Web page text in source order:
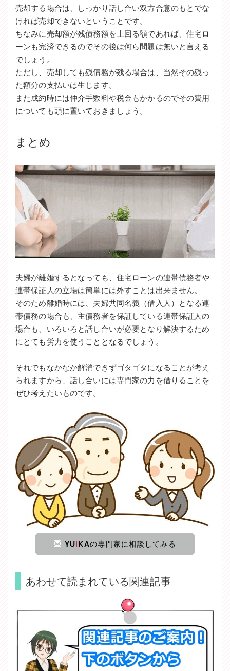
売却する場合は、しっかり話し合い双方合意のもとでな
ければ売却できないということです。
ちなみに売却額が残債務額を上回る額であれば、住宅ロ
ーンも完済できるのでその後は何ら問題は無いと言える
でしょう。
ただし、売却しても残債務が残る場合は、当然その残っ
た額分の支払いは生じます。
また成約時には仲介手数料や税金もかかるのでその費用
についても頭に置いておきましょう。
まとめ
夫婦が離婚するとなっても、住宅ローンの連帯債務者や
連帯保証人の立場は簡単には外すことは出来ません。
そのため離婚時には、夫婦共同名義（借入人）となる連
帯債務の場合も、主債務者を保証している連帯保証人の
場合も、いろいろと話し合いが必要となり解決するため
にとても労力を使うこととなるでしょう。
それでもなかなか解消できずゴタゴタになることが考え
られますから、話し合いには専門家の力を借りることを
ぜひ考えたいものです。
YUIKAの専門家に相談してみる
あわせて読まれている関連記事